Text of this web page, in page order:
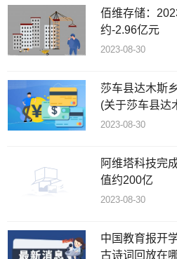
佰维存储：
约-2.96亿元
2023-08-30
莎车县达木斯
(关于莎车县达
务队简述)
2023-08-30
阿维塔科技完
值约200亿
2023-08-30
中国教育报开
古诗词回放在